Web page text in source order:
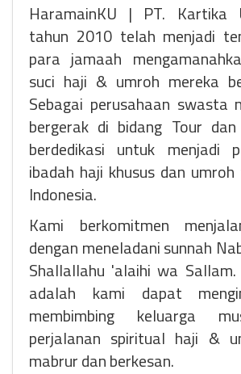
HaramainKU | PT. Kartika
tahun 2010 telah menjadi
para jamaah
suci haji & umroh mereka
Sebagai perusahaan swasta
bergerak di bidang Tour
berdedikasi untuk menjadi
ibadah haji khusus dan
Indonesia.
Kami berkomitmen
dengan meneladani sunnah
Shallallahu 'alaihi wa
adalah kami dapat
membimbing keluarga
perjalanan spiritual haji &
mabrur dan berkesan.